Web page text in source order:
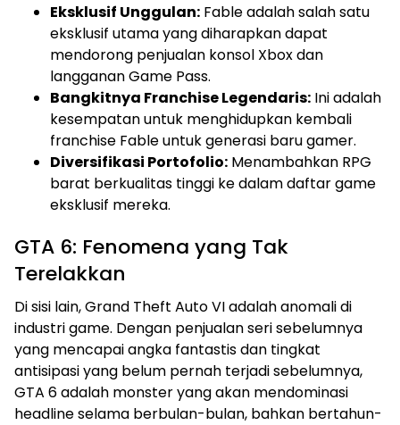
Eksklusif Unggulan: Fable adalah salah satu
eksklusif utama yang diharapkan dapat
mendorong penjualan konsol Xbox dan
langganan Game Pass.
Bangkitnya Franchise Legendaris: Ini adalah
kesempatan untuk menghidupkan kembali
franchise Fable untuk generasi baru gamer.
Diversifikasi Portofolio: Menambahkan RPG
barat berkualitas tinggi ke dalam daftar game
eksklusif mereka.
GTA 6: Fenomena yang Tak
Terelakkan
Di sisi lain, Grand Theft Auto VI adalah anomali di
industri game. Dengan penjualan seri sebelumnya
yang mencapai angka fantastis dan tingkat
antisipasi yang belum pernah terjadi sebelumnya,
GTA 6 adalah monster yang akan mendominasi
headline selama berbulan-bulan, bahkan bertahun-